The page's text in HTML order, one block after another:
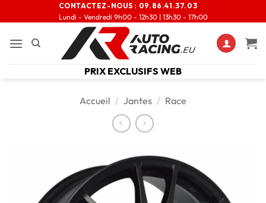
CONTACTEZ-NOUS : 09.86.41.37.03
Lundi - Vendredi 9h00 - 12h30 | 13h30 - 17h00
PRIX EXCLUSIFS WEB
Accueil / Jantes / Race